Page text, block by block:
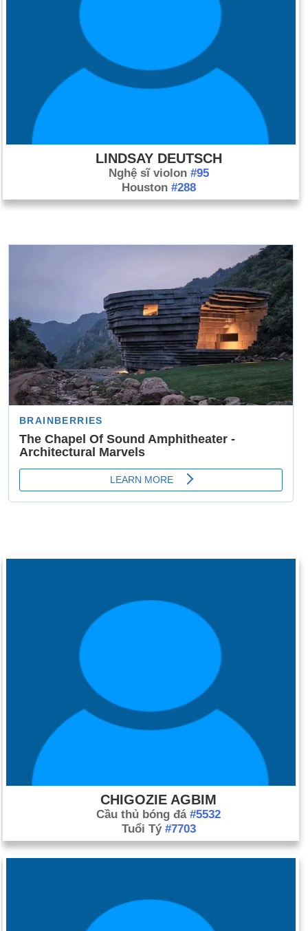
LINDSAY DEUTSCH
Nghệ sĩ violon #95
Houston #288
CHIGOZIE AGBIM
Cầu thủ bóng đá #5532
Tuổi Tý #7703